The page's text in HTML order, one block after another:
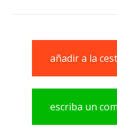
añadir a la
escriba un